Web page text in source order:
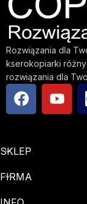
Rozwiązania dla
kserokopiarki
rozwiązania dla
SKLEP
FIRMA